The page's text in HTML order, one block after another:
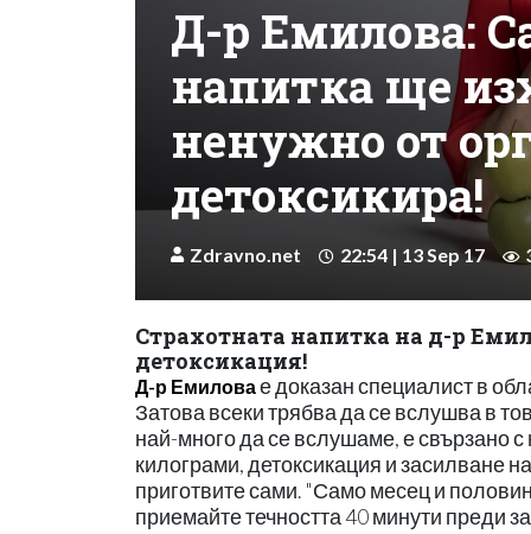
Д-р Емилова:
напитка ще
ненужно от
детоксикира!
Zdravno.net 22:54 | 13 Sep 17
Страхотната напитка на д-р
детоксикация!
Д-р Емиловае доказан специалист в
Затова всеки трябва да се вслушва в
най-много да се вслушаме, е свързано
килограми, детоксикация и засилване
приготвите сами. "Само месец и
приемайте течността 40 минути преди